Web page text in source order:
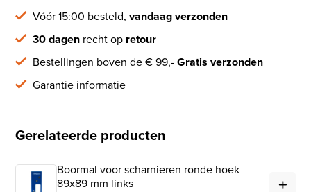
Vóór 15:00 besteld,vandaag verzonden
30 dagen recht op retour
Bestellingen boven de € 99,-Gratis verzonden
Garantie informatie
Gerelateerde producten
Boormal voor scharnieren ronde hoek
89x89 mm links